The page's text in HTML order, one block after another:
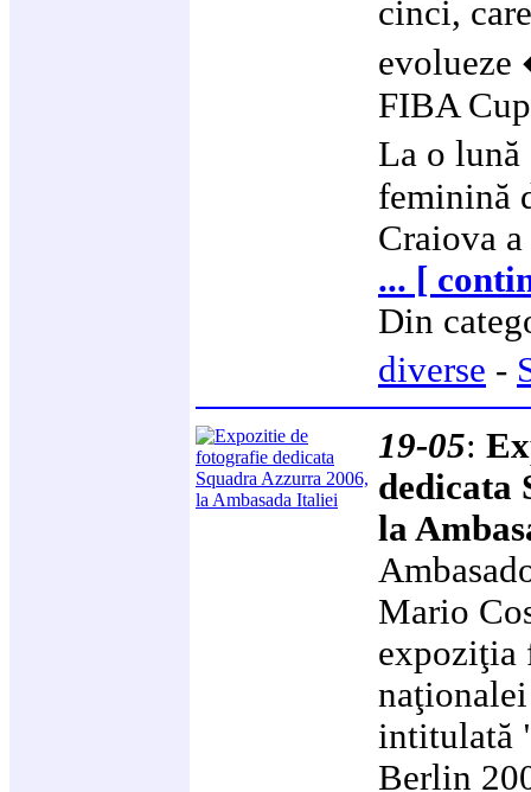
cinci,
FIBA
La o
feminină
Craiova
... [
Din
diverse -
19-05:
dedicata
la
Mario
expoziţia
intitulată
Berlin